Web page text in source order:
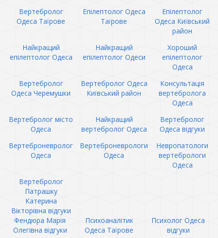
Вертебролог
Одеса Таїрове
Епілептолог Одеса
Таїрове
Епілептолог
Одеса Київський
район
Найкращий
епілептолог Одеса
Найкращий
епілептолог Одеси
Хороший
епілептолог
Одеса
Вертебролог
Одеса Черемушки
Вертебролог Одеса
Київський район
Консультація
вертебролога
Одеса
Вертебролог місто
Одеса
Найкращий
вертебролог Одеса
Вертебролог
Одеса відгуки
Вертеброневролог
Одеса
Вертеброневрологи
Одеса
Невропатологи
вертебрологи
Одеса
Вертебролог
Патрашку
Катерина
Вікторівна відгуки
Фендюра Марія
Олегівна відгуки
Психоаналітик
Одеса Таїрове
Психолог Одеса
відгуки